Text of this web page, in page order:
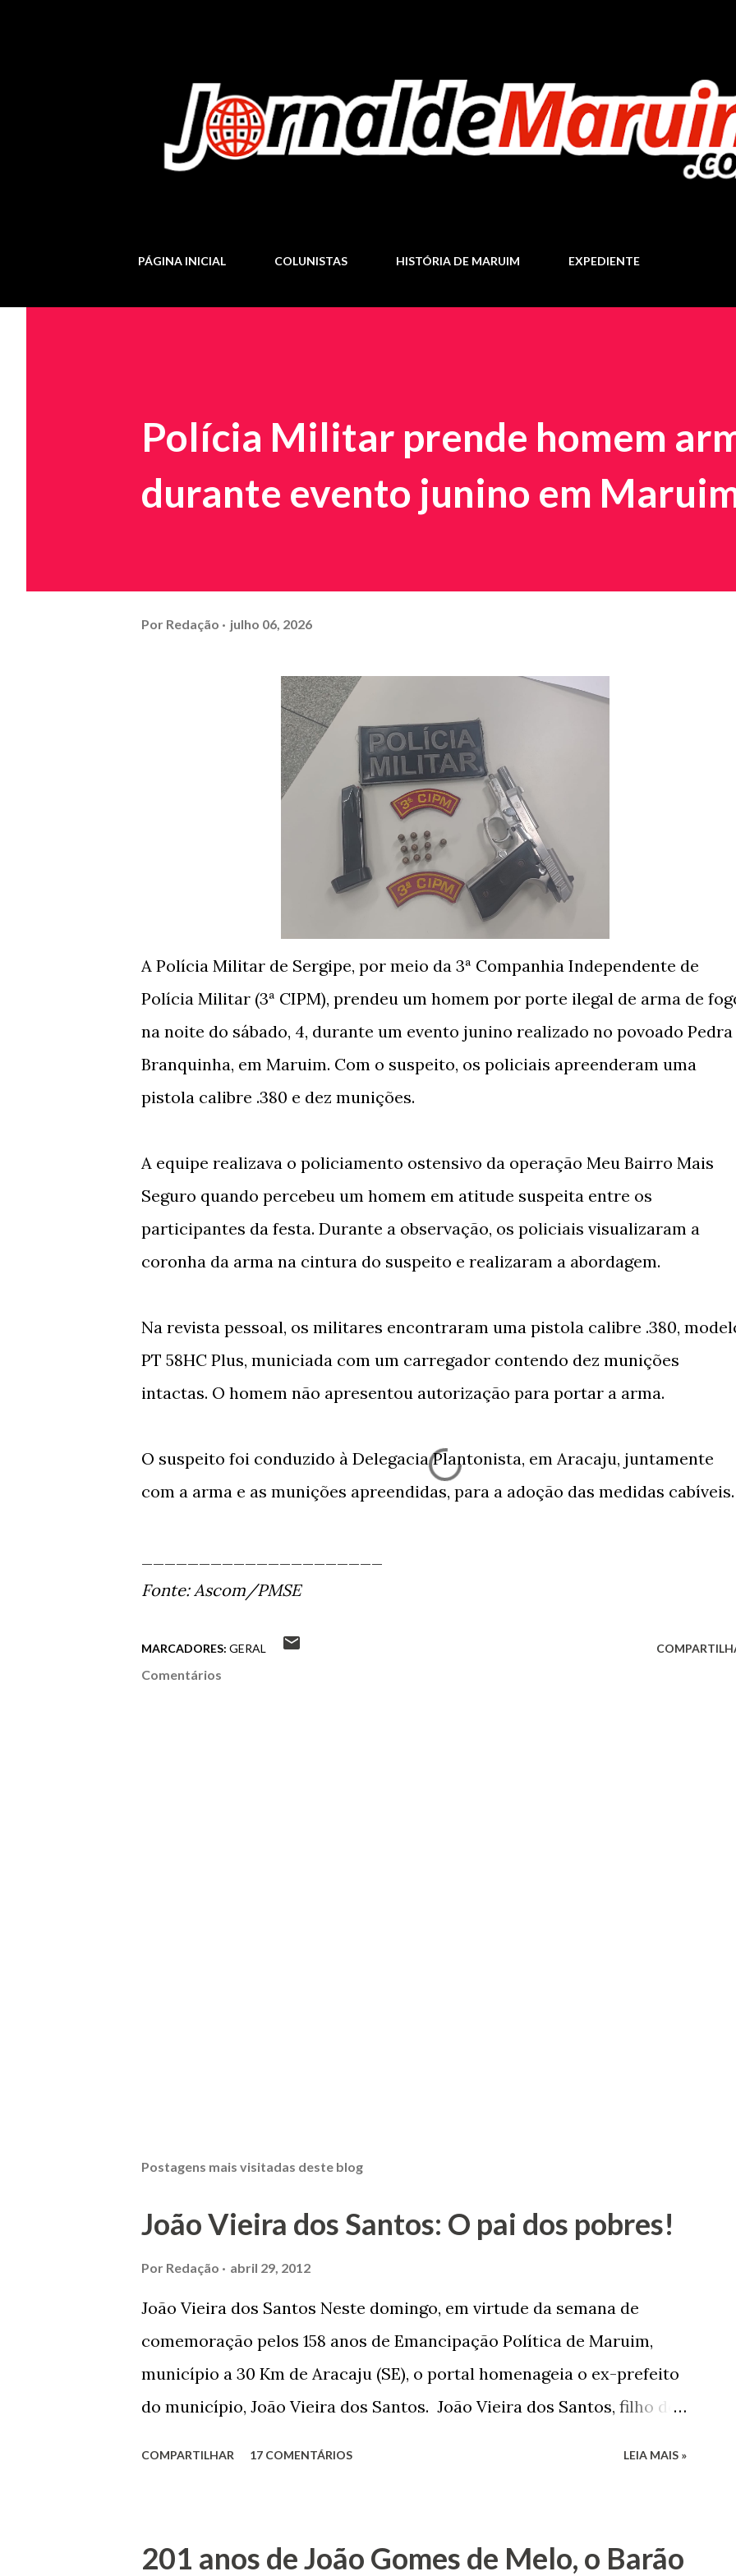
PÁGINA INICIAL COLUNISTAS HISTÓRIA DE MARUIM EXPEDIENTE
Polícia Militar prende homem
durante evento junino em
Por Redação julho 06, 2026
A Polícia Militar de Sergipe, por meio da 3ª Companhia Independente de
Polícia Militar (3ª CIPM), prendeu um homem por porte ilegal de arma de
na noite do sábado, 4, durante um evento junino realizado no povoado Pedra
Branquinha, em Maruim. Com o suspeito, os policiais apreenderam uma
pistola calibre .380 e dez munições.
A equipe realizava o policiamento ostensivo da operação Meu Bairro Mais
Seguro quando percebeu um homem em atitude suspeita entre os
participantes da festa. Durante a observação, os policiais visualizaram a
coronha da arma na cintura do suspeito e realizaram a abordagem.
Na revista pessoal, os militares encontraram uma pistola calibre .380,
PT 58HC Plus, municiada com um carregador contendo dez munições
intactas. O homem não apresentou autorização para portar a arma.
O suspeito foi conduzido à Delegacia Plantonista, em Aracaju, juntamente
com a arma e as munições apreendidas, para a adoção das medidas cabíveis.
Fonte: Ascom/PMSE
MARCADORES: GERAL
Comentários
Postagens mais visitadas deste blog
João Vieira dos Santos: O pai dos pobres!
Por Redação abril 29, 2012
João Vieira dos Santos Neste domingo, em virtude da semana de
comemoração pelos 158 anos de Emancipação Política de Maruim,
município a 30 Km de Aracaju (SE), o portal homenageia o ex-prefeito
do município, João Vieira dos Santos. João Vieira dos Santos, filho de
se dedicar aos estudos, e então passou a colocar o trabalho em
COMPARTILHAR 17 COMENTÁRIOS LEIA MAIS »
201 anos de João Gomes de Melo, o Barão